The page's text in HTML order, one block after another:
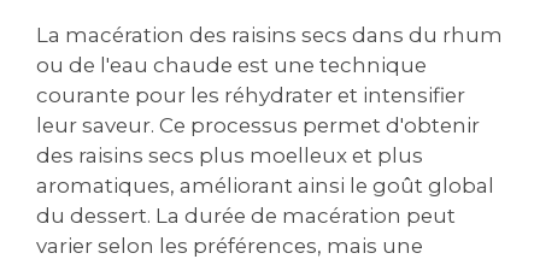
La macération des raisins secs dans du rhum
ou de l'eau chaude est une technique
courante pour les réhydrater et intensifier
leur saveur. Ce processus permet d'obtenir
des raisins secs plus moelleux et plus
aromatiques‚ améliorant ainsi le goût global
du dessert. La durée de macération peut
varier selon les préférences‚ mais une